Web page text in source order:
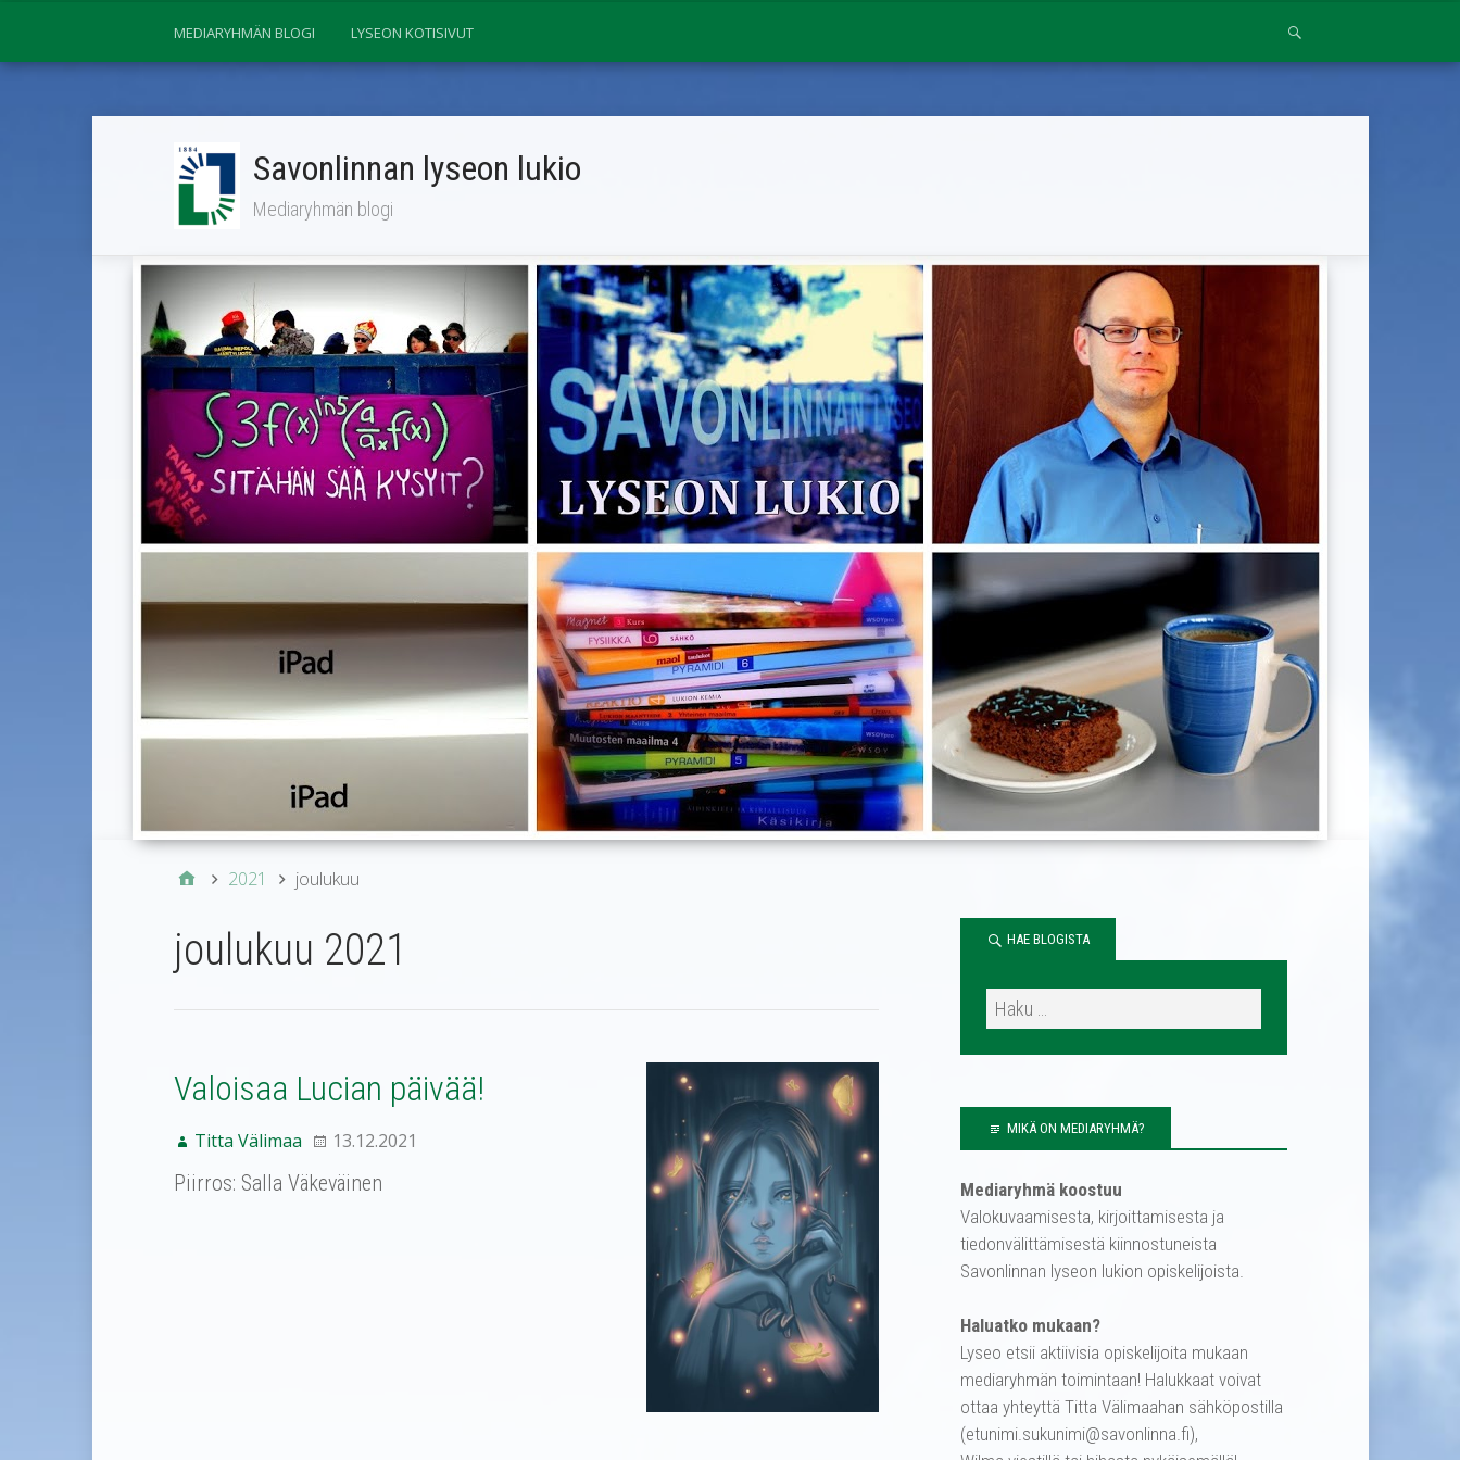
MEDIARYHMÄN BLOGI LYSEON KOTISIVUT
Savonlinnan lyseon lukio
Mediaryhmän blogi
2021 joulukuu
joulukuu 2021
Valoisaa Lucian päivää!
Titta Välimaa 13.12.2021
Piirros: Salla Väkeväinen
HAE BLOGISTA
MIKÄ ON MEDIARYHMÄ?
Mediaryhmä koostuu
Valokuvaamisesta, kirjoittamisesta ja
tiedonvälittämisestä kiinnostuneista
Savonlinnan lyseon lukion opiskelijoista.
Haluatko mukaan?
Lyseo etsii aktiivisia opiskelijoita mukaan
mediaryhmän toimintaan! Halukkaat voivat
ottaa yhteyttä Titta Välimaahan sähköpostilla
(etunimi.sukunimi@savonlinna.fi),